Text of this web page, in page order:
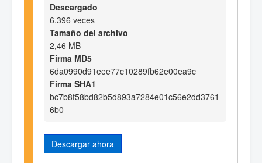
Descargado
6.396 veces
Tamaño del archivo
2,46 MB
Firma MD5
6da0990d91eee77c10289fb62e00ea9c
Firma SHA1
bc7b8f58bd82b5d893a7284e01c56e2dd3761
6b0
Descargar ahora